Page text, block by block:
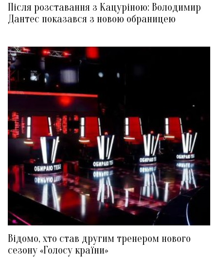
Після розставання з Кацуріною: Володимир
Дантес показався з новою обраницею
Відомо, хто став другим тренером нового
сезону «Голосу країни»